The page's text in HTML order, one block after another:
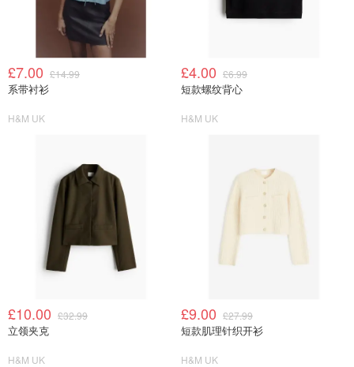
£7.00 £14.99
系带衬衫
H&M UK
£4.00 £6.99
短款螺纹背心
H&M UK
£10.00 £32.99
立领夹克
H&M UK
£9.00 £27.99
短款肌理针织开衫
H&M UK